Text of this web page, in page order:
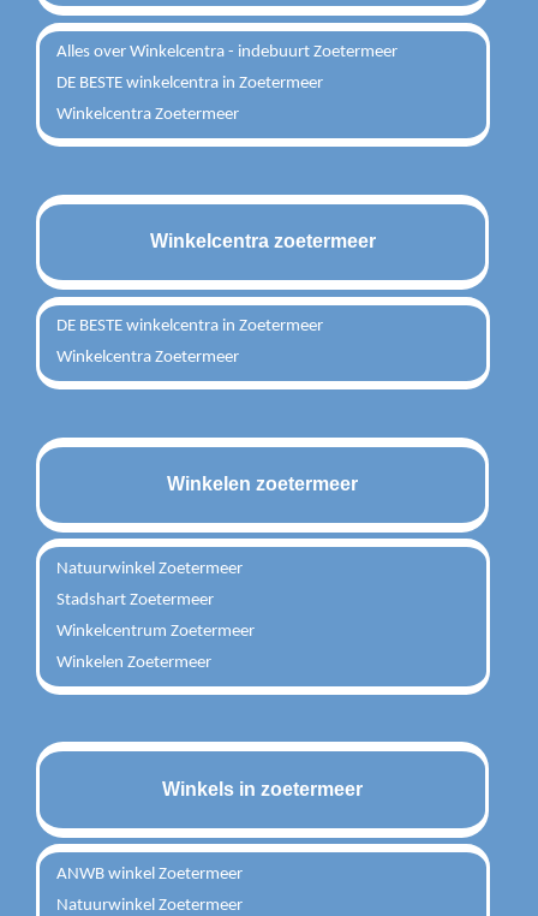
Alles over Winkelcentra - indebuurt Zoetermeer
DE BESTE winkelcentra in Zoetermeer
Winkelcentra Zoetermeer
Winkelcentra zoetermeer
DE BESTE winkelcentra in Zoetermeer
Winkelcentra Zoetermeer
Winkelen zoetermeer
Natuurwinkel Zoetermeer
Stadshart Zoetermeer
Winkelcentrum Zoetermeer
Winkelen Zoetermeer
Winkels in zoetermeer
ANWB winkel Zoetermeer
Natuurwinkel Zoetermeer